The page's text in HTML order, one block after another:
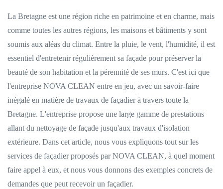
La Bretagne est une région riche en patrimoine et en charme, mais
comme toutes les autres régions, les maisons et bâtiments y sont
soumis aux aléas du climat. Entre la pluie, le vent, l'humidité, il est
essentiel d'entretenir régulièrement sa façade pour préserver la
beauté de son habitation et la pérennité de ses murs. C'est ici que
l'entreprise NOVA CLEAN entre en jeu, avec un savoir-faire
inégalé en matière de travaux de façadier à travers toute la
Bretagne. L'entreprise propose une large gamme de prestations
allant du nettoyage de façade jusqu'aux travaux d'isolation
extérieure. Dans cet article, nous vous expliquons tout sur les
services de façadier proposés par NOVA CLEAN, à quel moment
faire appel à eux, et nous vous donnons des exemples concrets de
demandes que peut recevoir un façadier.